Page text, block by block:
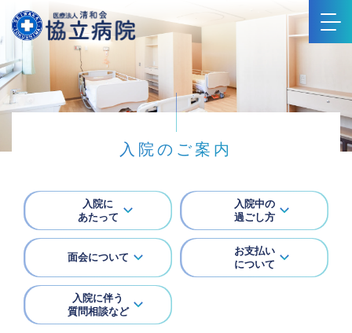
入院のご案内
入院に
あたって
入院中の
過ごし方
面会について
お支払い
について
入院に伴う
質問相談など